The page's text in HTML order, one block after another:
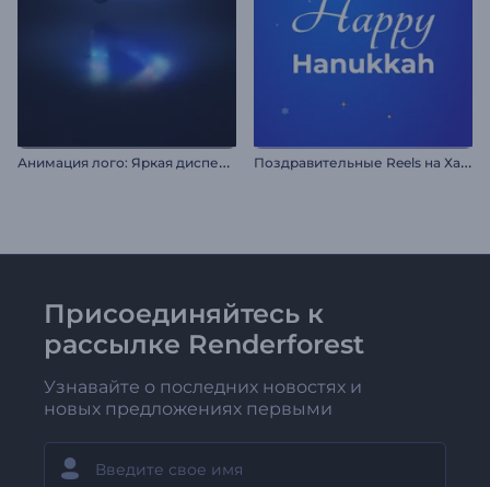
А
нимация лого: Яркая дисперсия П
оздравительные Reels на Хануку
Присоединяйтесь к
рассылке Renderforest
Узнавайте о последних новостях и
новых предложениях первыми